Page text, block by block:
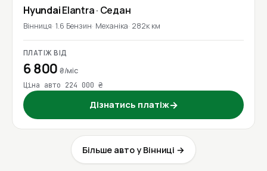
HyundaiElantra· Седан
Вінниця 1.6 Бензин Механіка 282к км
ПЛАТІЖ ВІД
6 800₴/міс
Ціна авто 224 000 ₴
Дізнатись платіж→
Більше авто у Вінниці →